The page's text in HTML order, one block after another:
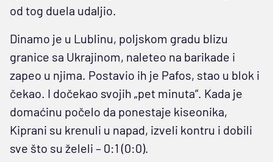
od tog duela udaljio.
Dinamo je u Lublinu, poljskom gradu blizu
granice sa Ukrajinom, naleteo na barikade i
zapeo u njima. Postavio ih je Pafos, stao u blok i
čekao. I dočekao svojih „pet minuta“. Kada je
domaćinu počelo da ponestaje kiseonika,
Kiprani su krenuli u napad, izveli kontru i dobili
sve što su želeli – 0:1 (0:0).